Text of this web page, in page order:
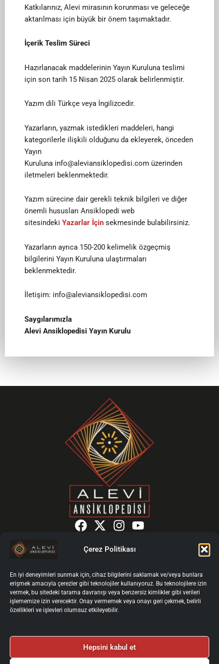
Çerez Politikası
En iyi deneyimleri sunmak için, cihaz bilgilerini saklamak ve/veya bunlara
erişmek amacıyla çerezler gibi teknolojiler kullanıyoruz. Bu teknolojilere izin
vermek, bu sitedeki tarama davranışı veya benzersiz kimlikler gibi verileri
işlememize izin verecektir. Onay vermemek veya onayı geri çekmek, belirli
özellikleri ve işlevleri olumsuz etkileyebilir.
Hepsini kabul et
Katkılarınız, Alevi mirasının korunması ve geleceğe
aktarılması için büyük bir önem taşımaktadır.
İçerik Teslim Süreci
Hazırlanacak maddelerinin Yayın Kuruluna teslimi
için son tarih 15 Nisan 2025 olarak belirlenmiştir.
Yazım dili Türkçe veya İngilizcedir.
Yazarların, yazmak istedikleri maddeleri, hangi
kategorilerle ilişkili olduğunu da ekleyerek, önceden
Yayın
Kuruluna info@aleviansiklopedisi.com üzerinden
iletmeleri beklenmektedir.
Yazım sürecine dair gerekli teknik bilgileri ve diğer
önemli hususları Ansiklopedi web
sitesindeki Yazarlar İçin sekmesinde bulabilirsiniz.
Yazarların ayrıca 150-200 kelimelik özgeçmiş
bilgilerini Yayın Kuruluna ulaştırmaları
beklenmektedir.
İletişim: info@aleviansiklopedisi.com
Saygılarımızla
Alevi Ansiklopedisi Yayın Kurulu
F
a
c
b
o
o
k
X
t
i
t
t
e
I
s
a
g
r
Y
u
b
e
ANASAYFA
MADDE İNDEKSİ
YOL ÖNDERLERİNDEN
HAKKIMIZDA
KURULLAR
YAZARLAR İÇİN